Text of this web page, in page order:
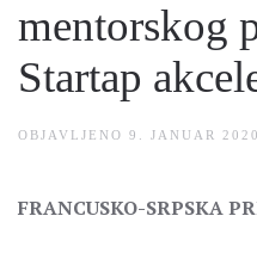
mentorskog
Startap
OBJAVLJENO 9. JANUAR
FRANCUSKO-SRPSKA